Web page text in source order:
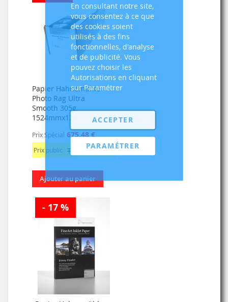
En consultant notre site,
vous consentez à ce que
des cookies soient
utilisés à des fins
fonctionnelles, d'analyse
et de publicité. Vous
pouvez choisir les
Autorisations en cliquant
sur Paramétrer
ACCEPTER
PARAMÉTRER
Papier Hahnemühle
Photo Rag Ultra
Smooth 305g,
1524mmx12m
Prix Spécial 675,48 €
Prix public TTC: 810,58 €
Ajouter au panier
- 17 %